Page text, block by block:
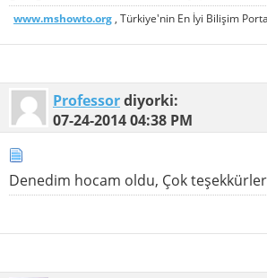
www.mshowto.org , Türkiye'nin En İyi Bilişim
Professordiyorki:
07-24-201404:38 PM
Denedim hocam oldu, Çok